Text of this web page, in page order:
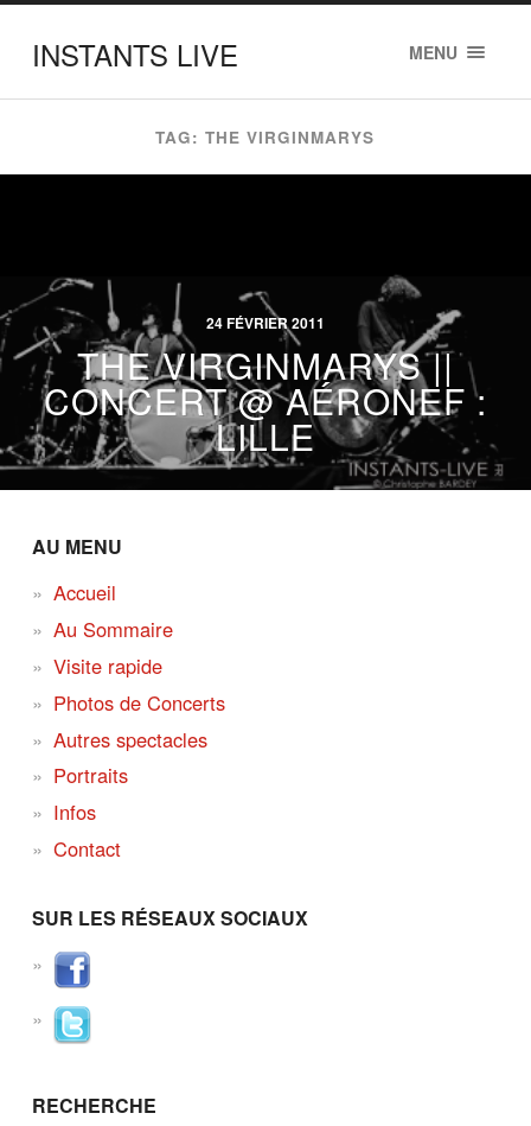
INSTANTS LIVE MENU
TAG: THE VIRGINMARYS
24 FÉVRIER 2011
THE VIRGINMARYS ||
CONCERT @ AÉRONEF :
LILLE
AU MENU
Accueil
Au Sommaire
Visite rapide
Photos de Concerts
Autres spectacles
Portraits
Infos
Contact
SUR LES RÉSEAUX SOCIAUX
RECHERCHE